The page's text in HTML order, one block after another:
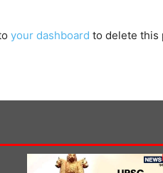
your dashboard to delete this